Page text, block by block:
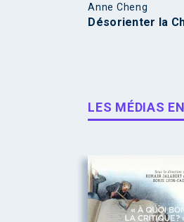
Anne Cheng
Désorienter la
LES MÉDIAS